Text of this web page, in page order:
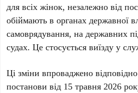
для всіх жінок, незалежно від
обіймають в органах державної
самоврядування, на державних
судах. Це стосується виїзду у
Ці зміни впроваджено
постанови від 15 травня 2026